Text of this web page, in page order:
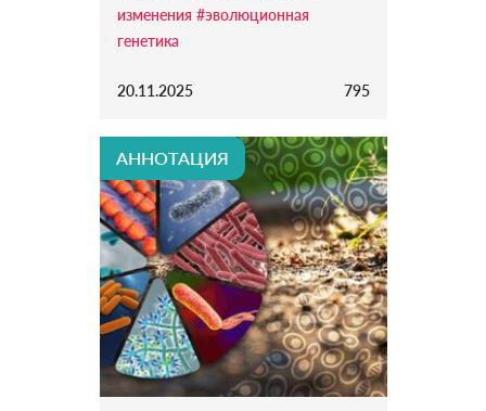
изменения #эволюционная
генетика
20.11.2025 795
АННОТАЦИЯ